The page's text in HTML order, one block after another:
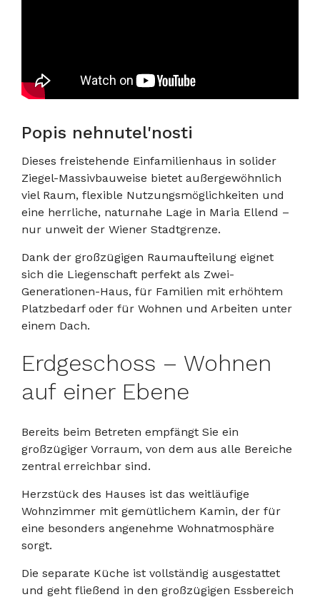
Popis nehnutel'nosti
Dieses freistehende Einfamilienhaus in solider
Ziegel-Massivbauweise bietet außergewöhnlich
viel Raum, flexible Nutzungsmöglichkeiten und
eine herrliche, naturnahe Lage in Maria Ellend –
nur unweit der Wiener Stadtgrenze.
Dank der großzügigen Raumaufteilung eignet
sich die Liegenschaft perfekt als Zwei-
Generationen-Haus, für Familien mit erhöhtem
Platzbedarf oder für Wohnen und Arbeiten unter
einem Dach.
Erdgeschoss – Wohnen
auf einer Ebene
Bereits beim Betreten empfängt Sie ein
großzügiger Vorraum, von dem aus alle Bereiche
zentral erreichbar sind.
Herzstück des Hauses ist das weitläufige
Wohnzimmer mit gemütlichem Kamin, der für
eine besonders angenehme Wohnatmosphäre
sorgt.
Die separate Küche ist vollständig ausgestattet
und geht fließend in den großzügigen Essbereich